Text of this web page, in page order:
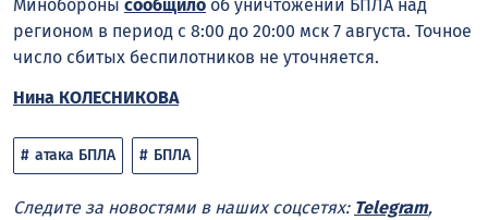
Минобороны сообщило об уничтожении БПЛА над
регионом в период с 8:00 до 20:00 мск 7 августа. Точное
число сбитых беспилотников не уточняется.
Нина КОЛЕСНИКОВА
атака БПЛА БПЛА
Следите за новостями в наших соцсетях: Telegram,